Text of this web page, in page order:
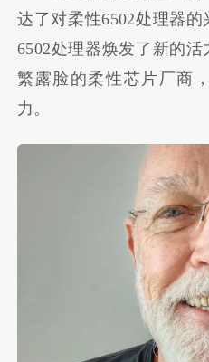
达了对柔性6502处理器
6502处理器焕发了新的
繁露脸的柔性芯片厂商
力。